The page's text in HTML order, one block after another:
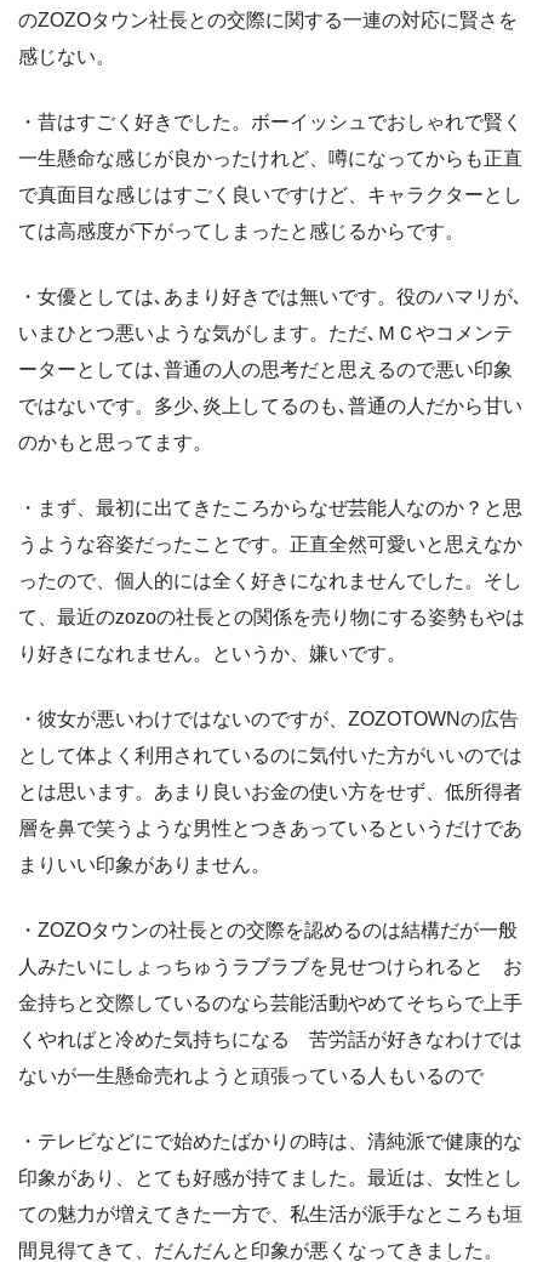
のZOZOタウン社長との交際に関する一連の対応に賢さを
感じない。
・昔はすごく好きでした。ボーイッシュでおしゃれで賢く
一生懸命な感じが良かったけれど、噂になってからも正直
で真面目な感じはすごく良いですけど、キャラクターとし
ては高感度が下がってしまったと感じるからです。
・女優としては､あまり好きでは無いです。役のハマリが､
いまひとつ悪いような気がします。ただ､ＭＣやコメンテ
ーターとしては､普通の人の思考だと思えるので悪い印象
ではないです。多少､炎上してるのも､普通の人だから甘い
のかもと思ってます。
・まず、最初に出てきたころからなぜ芸能人なのか？と思
うような容姿だったことです。正直全然可愛いと思えなか
ったので、個人的には全く好きになれませんでした。そし
て、最近のzozoの社長との関係を売り物にする姿勢もやは
り好きになれません。というか、嫌いです。
・彼女が悪いわけではないのですが、ZOZOTOWNの広告
として体よく利用されているのに気付いた方がいいのでは
とは思います。あまり良いお金の使い方をせず、低所得者
層を鼻で笑うような男性とつきあっているというだけであ
まりいい印象がありません。
・ZOZOタウンの社長との交際を認めるのは結構だが一般
人みたいにしょっちゅうラブラブを見せつけられると お
金持ちと交際しているのなら芸能活動やめてそちらで上手
くやればと冷めた気持ちになる 苦労話が好きなわけでは
ないが一生懸命売れようと頑張っている人もいるので
・テレビなどにで始めたばかりの時は、清純派で健康的な
印象があり、とても好感が持てました。最近は、女性とし
ての魅力が増えてきた一方で、私生活が派手なところも垣
間見得てきて、だんだんと印象が悪くなってきました。